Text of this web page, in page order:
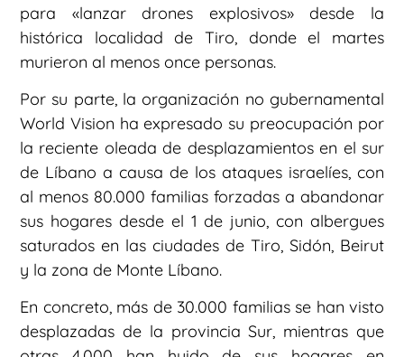
para «lanzar drones explosivos» desde la
histórica localidad de Tiro, donde el martes
murieron al menos once personas.
Por su parte, la organización no gubernamental
World Vision ha expresado su preocupación por
la reciente oleada de desplazamientos en el sur
de Líbano a causa de los ataques israelíes, con
al menos 80.000 familias forzadas a abandonar
sus hogares desde el 1 de junio, con albergues
saturados en las ciudades de Tiro, Sidón, Beirut
y la zona de Monte Líbano.
En concreto, más de 30.000 familias se han visto
desplazadas de la provincia Sur, mientras que